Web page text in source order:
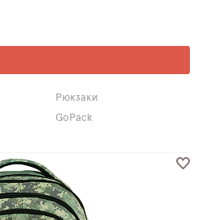
Рюкзаки
GoPack